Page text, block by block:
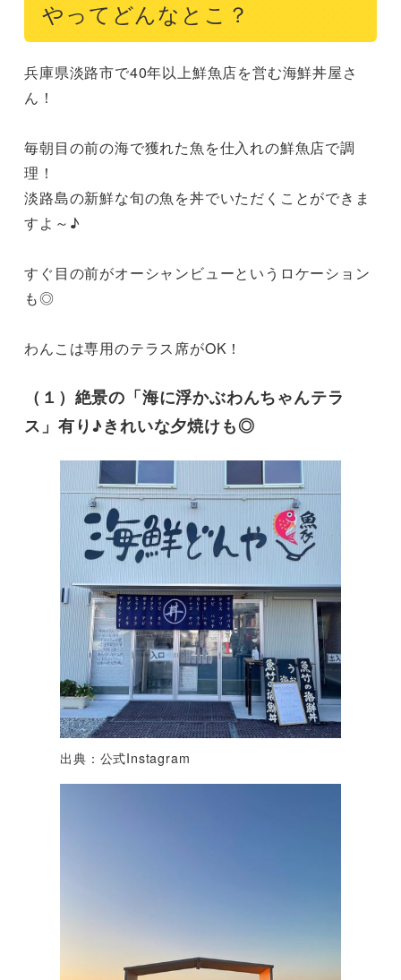
やってどんなとこ？
兵庫県淡路市で40年以上鮮魚店を営む海鮮丼屋さ
ん！
毎朝目の前の海で獲れた魚を仕入れの鮮魚店で調
理！
淡路島の新鮮な旬の魚を丼でいただくことができま
すよ～♪
すぐ目の前がオーシャンビューというロケーション
も◎
わんこは専用のテラス席がOK！
（１）絶景の「海に浮かぶわんちゃんテラ
ス」有り♪きれいな夕焼けも◎
出典：公式Instagram